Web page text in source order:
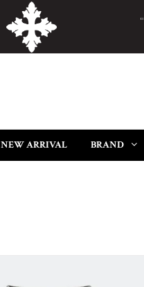
NEW ARRIVAL BRAND